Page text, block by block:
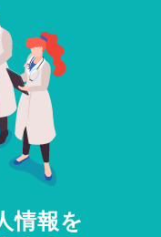
情報を